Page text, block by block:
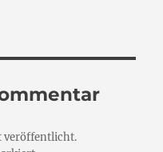
veröffentlicht.